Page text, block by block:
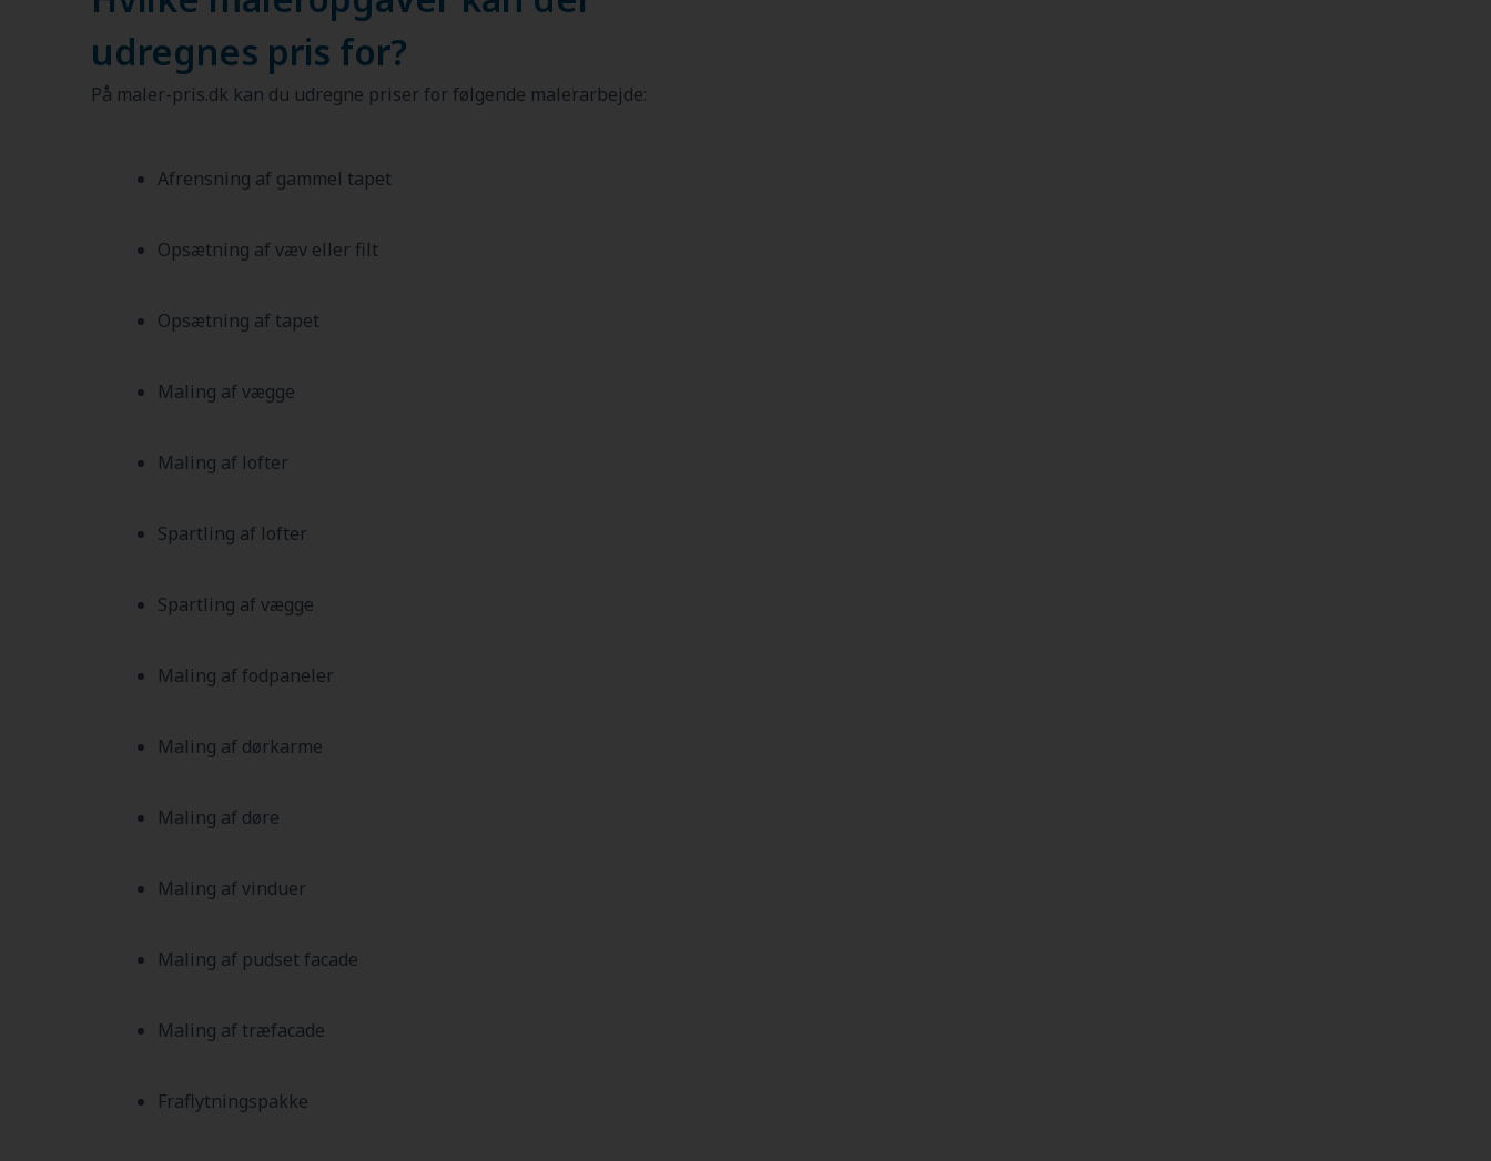
udregnes pris for?
På maler-pris.dk kan du udregne priser for følgende malerarbejde:
Afrensning af gammel tapet
Opsætning af væv eller filt
Opsætning af tapet
Maling af vægge
Maling af lofter
Spartling af lofter
Spartling af vægge
Maling af fodpaneler
Maling af dørkarme
Maling af døre
Maling af vinduer
Maling af pudset facade
Maling af træfacade
Fraflytningspakke